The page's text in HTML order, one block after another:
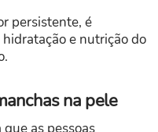
persistente, é
e nutrição do
na pele